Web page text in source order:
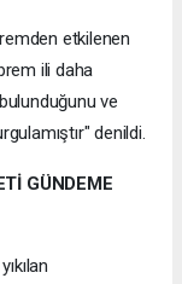
etkilenen
ili daha
ve
denildi.
GÜNDEME